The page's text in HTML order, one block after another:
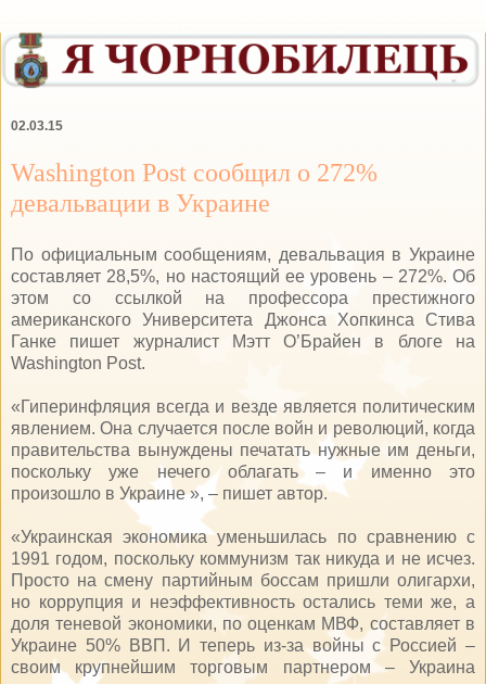
02.03.15
Washington Post сообщил о 272%
девальвации в Украине
По официальным сообщениям, девальвация в Украине
составляет 28,5%, но настоящий ее уровень – 272%. Об
этом со ссылкой на профессора престижного
американского Университета Джонса Хопкинса Стива
Ганке пишет журналист Мэтт О’Брайен в блоге на
Washington Post.
«Гиперинфляция всегда и везде является политическим
явлением. Она случается после войн и революций, когда
правительства вынуждены печатать нужные им деньги,
поскольку уже нечего облагать – и именно это
произошло в Украине », – пишет автор.
«Украинская экономика уменьшилась по сравнению с
1991 годом, поскольку коммунизм так никуда и не исчез.
Просто на смену партийным боссам пришли олигархи,
но коррупция и неэффективность остались теми же, а
доля теневой экономики, по оценкам МВФ, составляет в
Украине 50% ВВП. И теперь из-за войны с Россией –
своим крупнейшим торговым партнером – Украина